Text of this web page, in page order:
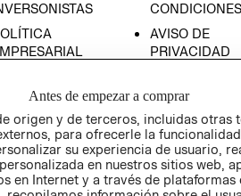
CONDICIONES
AVISO DE
PRIVACIDAD
AVISO DE
COOKIES
LIBRO DE
Antes de empezar a comprar
origen y de terceros, incluidas otras
para ofrecerle la
su experiencia de usuario,
en nuestros sitios web,
en Internet y a través de plataformas